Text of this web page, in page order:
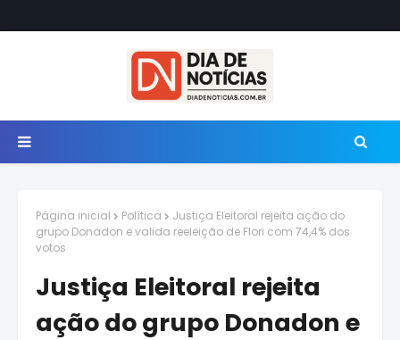
Página inicial Política
Justiça Eleitoral rejeita ação do
grupo Donadon e valida reeleição de Flori com 74,4% dos
votos
Justiça Eleitoral rejeita
ação do grupo Donadon e